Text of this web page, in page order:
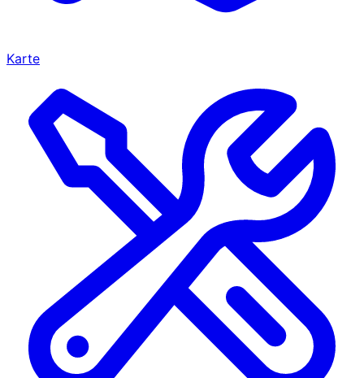
Karte